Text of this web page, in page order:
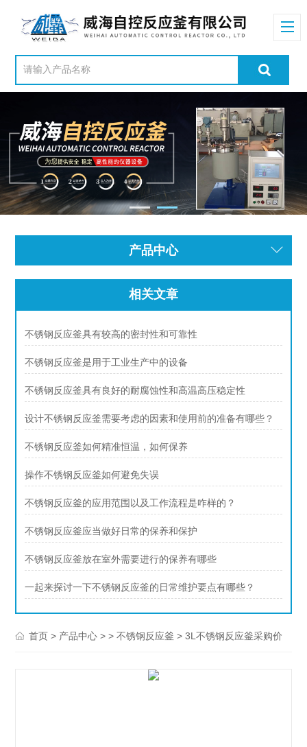
产品中心
相关文章
不锈钢反应釜具有较高的密封性和可靠性
不锈钢反应釜是用于工业生产中的设备
不锈钢反应釜具有良好的耐腐蚀性和高温高压稳定性
设计不锈钢反应釜需要考虑的因素和使用前的准备有哪些？
不锈钢反应釜如何精准恒温，如何保养
操作不锈钢反应釜如何避免失误
不锈钢反应釜的应用范围以及工作流程是咋样的？
不锈钢反应釜应当做好日常的保养和保护
不锈钢反应釜放在室外需要进行的保养有哪些
一起来探讨一下不锈钢反应釜的日常维护要点有哪些？
首页 > 产品中心 > >不锈钢反应釜 > 3L不锈钢反应釜采购价